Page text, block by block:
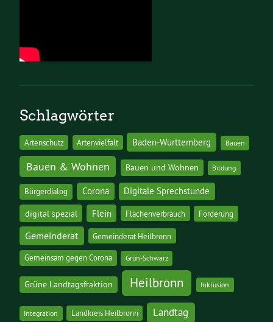
Schlagwörter
Artenschutz Artenvielfalt Baden-Württemberg Bauen
Bauen & Wohnen Bauen und Wohnen Bildung
Bürgerdialog Corona Digitale Sprechstunde
digital spezial Flein Flächenverbrauch Förderung
Gemeinderat Gemeinderat Heilbronn
Gemeinsam gegen Corona Grün-Schwarz
Grüne Landtagsfraktion Heilbronn Inklusion
Integration Landkreis Heilbronn Landtag